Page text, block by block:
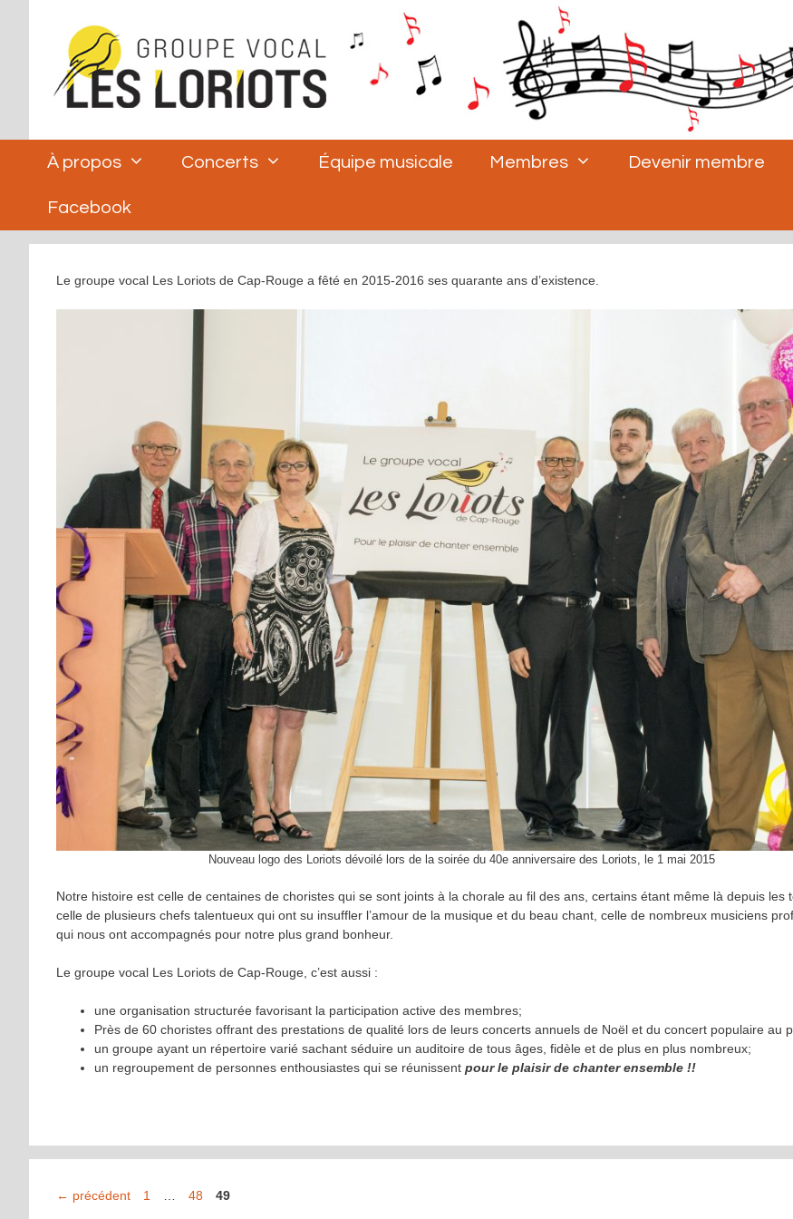
À propos Concerts Équipe musicale Membres Devenir membre
Facebook
Le groupe vocal Les Loriots de Cap-Rouge a fêté en 2015-2016 ses quarante ans d’existence.
Nouveau logo des Loriots dévoilé lors de la soirée du 40e anniversaire des Loriots, le 1 mai 2015
Notre histoire est celle de centaines de choristes qui se sont joints à la chorale au fil des ans, certains étant même là depuis les
celle de plusieurs chefs talentueux qui ont su insuffler l’amour de la musique et du beau chant, celle de nombreux musiciens
qui nous ont accompagnés pour notre plus grand bonheur.
Le groupe vocal Les Loriots de Cap-Rouge, c’est aussi :
une organisation structurée favorisant la participation active des membres;
Près de 60 choristes offrant des prestations de qualité lors de leurs concerts annuels de Noël et du concert populaire au
un groupe ayant un répertoire varié sachant séduire un auditoire de tous âges, fidèle et de plus en plus nombreux;
un regroupement de personnes enthousiastes qui se réunissent pour le plaisir de chanter ensemble !!
← précédent Page
1 Page
48 Page
49